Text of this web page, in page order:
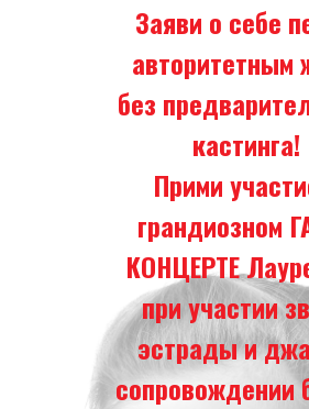
Заяви о себе
авторитетным
без
кастинга!
Прими
грандиозном
КОНЦЕРТЕ
при участии
эстрады и
сопровождении